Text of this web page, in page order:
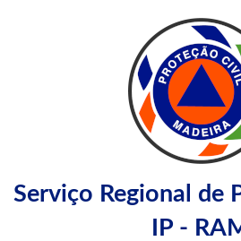
Serviço Regional de
IP -